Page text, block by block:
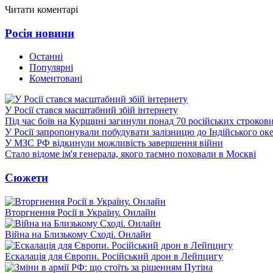
Читати коментарі
Росія новини
Останні
Популярні
Коментовані
У Росії стався масштабний збій інтернету
Під час боїв на Курщині загинули понад 70 російських
У Росії запропонували побудувати залізницю до Індійського
У МЗС РФ відкинули можливість завершення війни
Стало відоме ім'я генерала, якого таємно поховали в Москві
Сюжети
Вторгнення Росії в Україну. Онлайн
Війна на Близькому Сході. Онлайн
Ескалація для Європи. Російський дрон в Лейпцигу